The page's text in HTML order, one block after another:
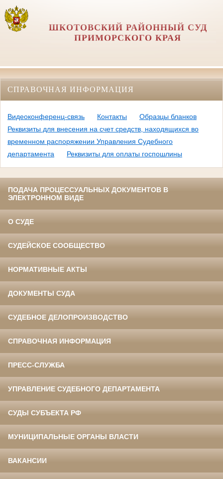
ШКОТОВСКИЙ РАЙОННЫЙ СУД
ПРИМОРСКОГО КРАЯ
СПРАВОЧНАЯ ИНФОРМАЦИЯ
Видеоконференц-связь Контакты
Образцы бланков
Реквизиты для внесения на счет средств, находящихся во
временном распоряжении Управления Судебного
департамента
Реквизиты для оплаты госпошлины
ПОДАЧА ПРОЦЕССУАЛЬНЫХ ДОКУМЕНТОВ В
ЭЛЕКТРОННОМ ВИДЕ
О СУДЕ
СУДЕЙСКОЕ СООБЩЕСТВО
НОРМАТИВНЫЕ АКТЫ
ДОКУМЕНТЫ СУДА
СУДЕБНОЕ ДЕЛОПРОИЗВОДСТВО
СПРАВОЧНАЯ ИНФОРМАЦИЯ
ПРЕСС-СЛУЖБА
УПРАВЛЕНИЕ СУДЕБНОГО ДЕПАРТАМЕНТА
СУДЫ СУБЪЕКТА РФ
МУНИЦИПАЛЬНЫЕ ОРГАНЫ ВЛАСТИ
ВАКАНСИИ